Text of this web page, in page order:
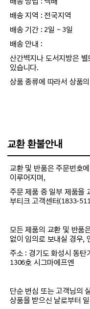
배송 지역 : 전국지역
배송 기간 : 2일 ~ 3일
배송 안내 :
산간벽지나 도서지방은
있습니다.
상품 종류에 따라서 상품
교환 환불안내
교환 및 반품은 주문번호
이루어지며,
주문 제품 중 일부 제품을
부티크 고객센터(1833-
모든 제품의 교환 및 반품
없이 임의로 보내실 경우,
주소 : 경기도 화성시 동탄
1306호 시그마에프엔
단순 변심 또는 고객님의
상품을 받으신 날로부터